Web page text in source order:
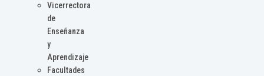
Vicerrectora
de
Enseñanza
y
Aprendizaje
Facultades